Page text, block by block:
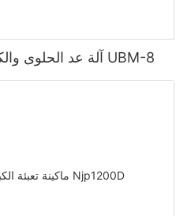
آلة عد الحلوى والكبسولات والأقراص والعلكة UBM-8